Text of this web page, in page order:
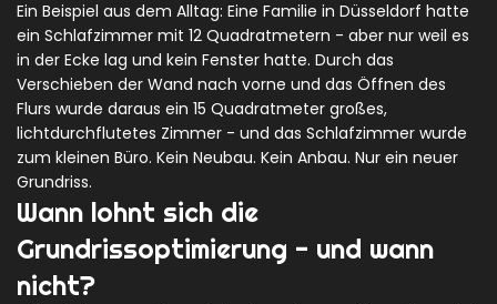
Ein Beispiel aus dem Alltag: Eine Familie in Düsseldorf hatte
ein Schlafzimmer mit 12 Quadratmetern - aber nur weil es
in der Ecke lag und kein Fenster hatte. Durch das
Verschieben der Wand nach vorne und das Öffnen des
Flurs wurde daraus ein 15 Quadratmeter großes,
lichtdurchflutetes Zimmer - und das Schlafzimmer wurde
zum kleinen Büro. Kein Neubau. Kein Anbau. Nur ein neuer
Grundriss.
Wann lohnt sich die
Grundrissoptimierung - und wann
nicht?